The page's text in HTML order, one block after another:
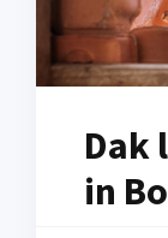
Dak
in